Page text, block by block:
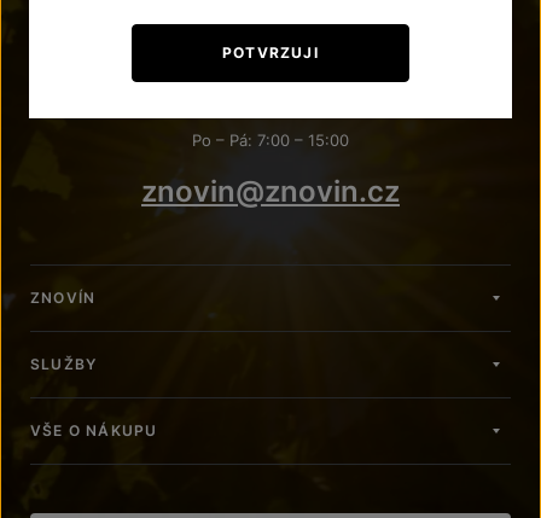
POTŘEBUJETE PORADIT?
Po – Pá: 7:00 – 15:00
znovin@znovin.cz
ZNOVÍN
SLUŽBY
VŠE O NÁKUPU
POTVRZUJI